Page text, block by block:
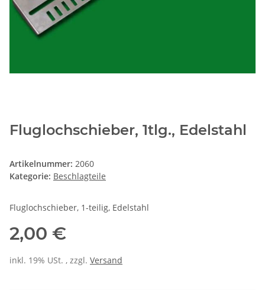
Fluglochschieber, 1tlg., Edelstahl
Artikelnummer: 2060
Kategorie: Beschlagteile
Fluglochschieber, 1-teilig, Edelstahl
2,00 €
inkl. 19% USt. , zzgl. Versand